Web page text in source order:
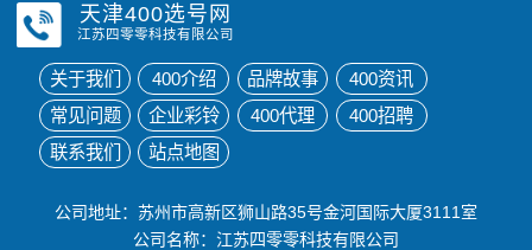
天津400选号网
江苏四零零科技有限公司
关于我们 400介绍 品牌故事
400资讯
常见问题
企业彩铃 400代理
400招聘
联系我们
站点地图
公司地址：苏州市高新区狮山路35号金河国际大厦3111室
公司名称：江苏四零零科技有限公司